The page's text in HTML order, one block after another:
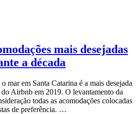
mais desejadas
a década
mar em Santa Catarina é a mais desejada
Airbnb em 2019. O levantamento da
todas as acomodações colocadas
de preferência. …